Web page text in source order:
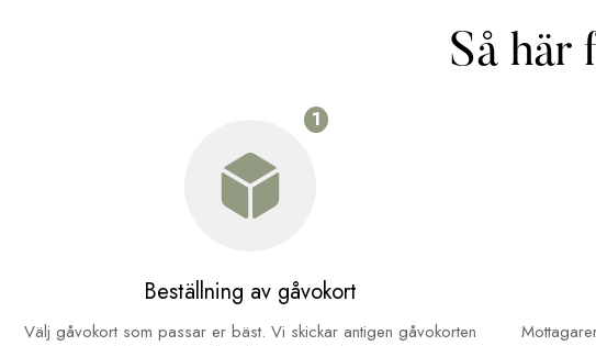
Så här
1
Beställning av gåvokort
Välj gåvokort som passar er bäst. Vi skickar antigen gåvokorten